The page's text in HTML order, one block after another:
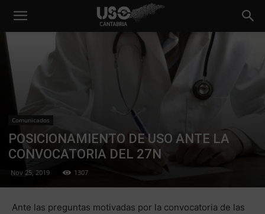
Comunicados
POSICIONAMIENTO DE USO ANTE LA
CONVOCATORIA DEL 27N
Nov 25, 2019 1307
Ante las preguntas motivadas por la convocatoria de las